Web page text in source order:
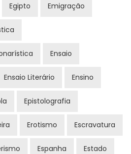
Egipto Emigração
Ensaio
Ensaio Literário Ensino
Epistolografia
Erotismo Escravatura
Espanha Estado